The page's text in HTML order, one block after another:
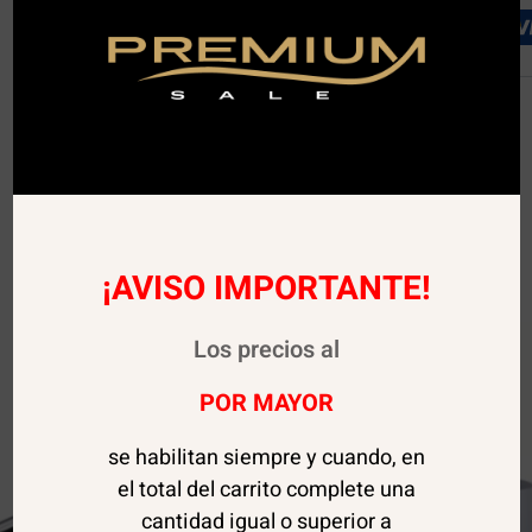
¡AVISO IMPORTANTE!
Los precios al
POR MAYOR
se habilitan siempre y cuando, en
el total del carrito complete una
cantidad igual o superior a